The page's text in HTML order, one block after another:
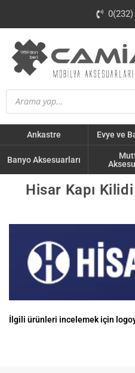
Ankastre Evye ve
Banyo Aksesuarları
Hisar Kapı
İlgili ürünleri incelemek için